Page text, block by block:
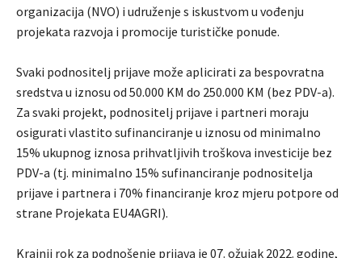
organizacija (NVO) i udruženje s iskustvom u vođenju
projekata razvoja i promocije turističke ponude.
Svaki podnositelj prijave može aplicirati za bespovratna
sredstva u iznosu od 50.000 KM do 250.000 KM (bez PDV-a).
Za svaki projekt, podnositelj prijave i partneri moraju
osigurati vlastito sufinanciranje u iznosu od minimalno
15% ukupnog iznosa prihvatljivih troškova investicije bez
PDV-a (tj. minimalno 15% sufinanciranje podnositelja
prijave i partnera i 70% financiranje kroz mjeru potpore od
strane Projekata EU4AGRI).
Krajnji rok za podnošenje prijava je 07. ožujak 2022. godine,